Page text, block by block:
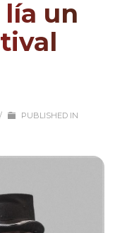
un
/
PUBLISHED IN